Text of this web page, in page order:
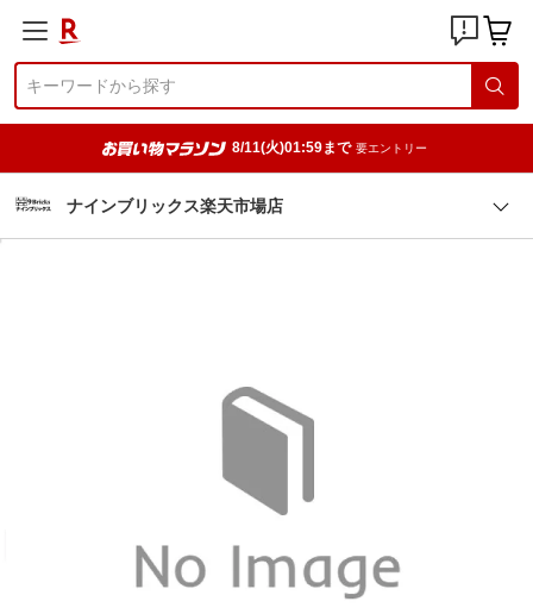
8/11(火)01:59まで 要エントリー
ナインブリックス楽天市場店